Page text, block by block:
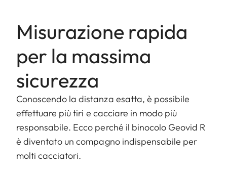
Misurazione rapida
per la massima
sicurezza
Conoscendo la distanza esatta, è possibile
effettuare più tiri e cacciare in modo più
responsabile. Ecco perché il binocolo Geovid R
è diventato un compagno indispensabile per
molti cacciatori.